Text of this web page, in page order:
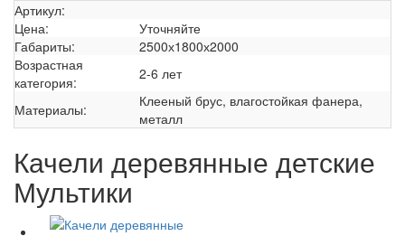
Артикул:
Цена:
Уточняйте
Габариты:
2500х1800х2000
Возрастная
категория:
2-6 лет
Материалы:
Клееный брус, влагостойкая фанера,
металл
Качели деревянные детские
Мультики